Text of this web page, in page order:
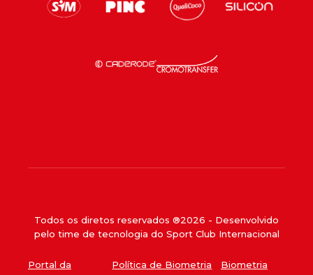
Todos os diretos reservados ®2026 - Desenvolvido
pelo time de tecnologia do Sport Club Internacional
Portal da
Política de Biometria
Biometria